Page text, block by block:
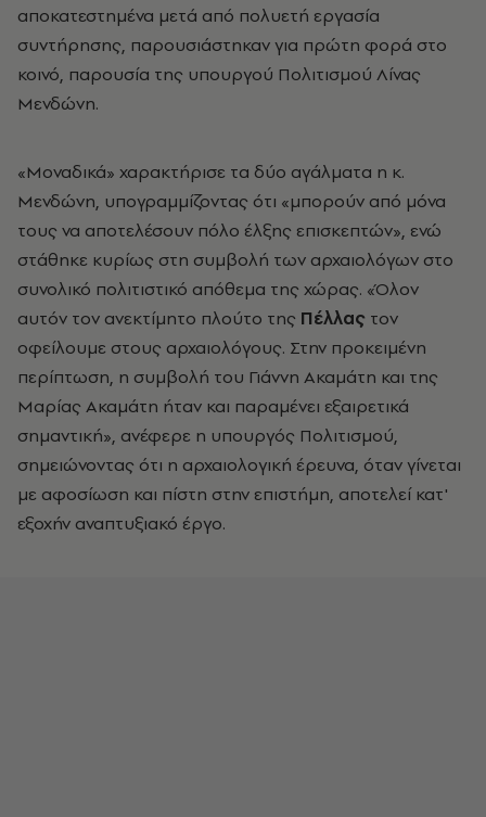
αποκατεστημένα μετά από πολυετή εργασία
συντήρησης, παρουσιάστηκαν για πρώτη φορά στο
κοινό, παρουσία της υπουργού Πολιτισμού Λίνας
Μενδώνη.
«Μοναδικά» χαρακτήρισε τα δύο αγάλματα η κ.
Μενδώνη, υπογραμμίζοντας ότι «μπορούν από μόνα
τους να αποτελέσουν πόλο έλξης επισκεπτών», ενώ
στάθηκε κυρίως στη συμβολή των αρχαιολόγων στο
συνολικό πολιτιστικό απόθεμα της χώρας. «Όλον
αυτόν τον ανεκτίμητο πλούτο της Πέλλας τον
οφείλουμε στους αρχαιολόγους. Στην προκειμένη
περίπτωση, η συμβολή του Γιάννη Ακαμάτη και της
Μαρίας Ακαμάτη ήταν και παραμένει εξαιρετικά
σημαντική», ανέφερε η υπουργός Πολιτισμού,
σημειώνοντας ότι η αρχαιολογική έρευνα, όταν γίνεται
με αφοσίωση και πίστη στην επιστήμη, αποτελεί κατ'
εξοχήν αναπτυξιακό έργο.